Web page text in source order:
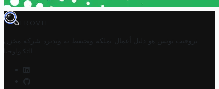
TROVIT
تروفيت تونس هو دليل أعمال تملكه وتحتفظ به وتديره
شركة مخزن
التكنولوجيا